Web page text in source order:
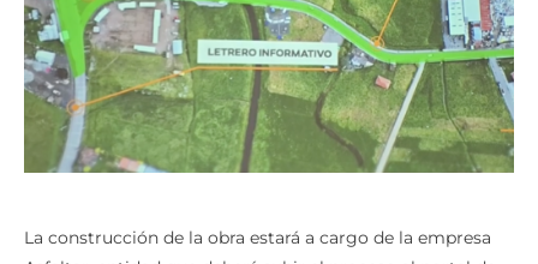
La construcción de la obra estará a cargo de la empresa